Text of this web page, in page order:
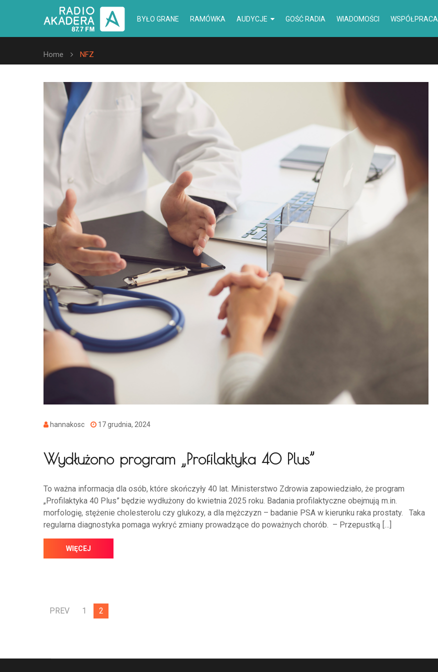
BYŁO GRANE RAMÓWKA AUDYCJE GOŚĆ RADIA WIADOMOŚCI WSPÓŁPRACA
Home NFZ
hannakosc 17 grudnia, 2024
Wydłużono program „Profilaktyka 40 Plus”
To ważna informacja dla osób, które skończyły 40 lat. Ministerstwo Zdrowia zapowiedziało, że program
„Profilaktyka 40 Plus” będzie wydłużony do kwietnia 2025 roku. Badania profilaktyczne obejmują m.in.
morfologię, stężenie cholesterolu czy glukozy, a dla mężczyzn – badanie PSA w kierunku raka prostaty. Taka
regularna diagnostyka pomaga wykryć zmiany prowadzące do poważnych chorób. – Przepustką […]
WIĘCEJ
PREV 1 2